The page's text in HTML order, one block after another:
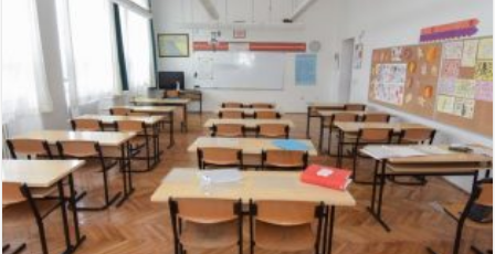
od
1000
učitelja
poslalo
dopis:
Djeca
ne
znaju
držati
olovku
ni
koristiti
toalet